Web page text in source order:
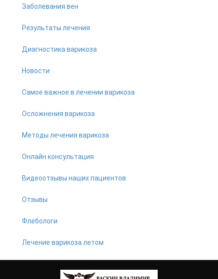
Заболевания вен
Результаты лечения
Диагностика варикоза
Новости
Самое важное в лечении варикоза
Осложнения варикоза
Методы лечения варикоза
Онлайн консультация
Видеоотзывы наших пациентов
Отзывы
Флебологи
Лечение варикоза летом